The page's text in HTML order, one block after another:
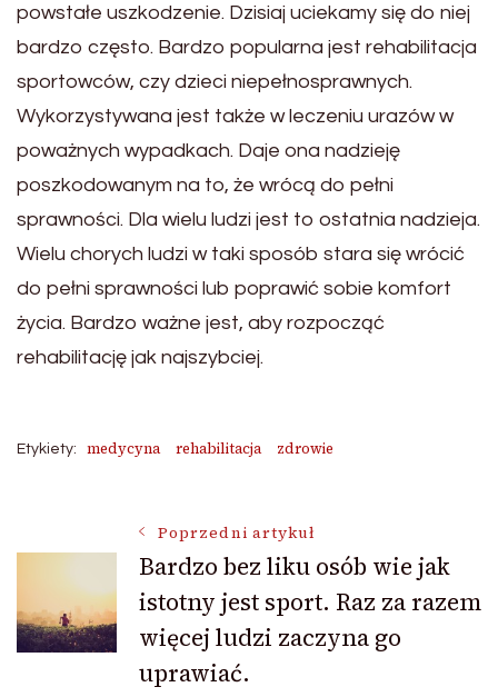
powstałe uszkodzenie. Dzisiaj uciekamy się do niej
bardzo często. Bardzo popularna jest rehabilitacja
sportowców, czy dzieci niepełnosprawnych.
Wykorzystywana jest także w leczeniu urazów w
poważnych wypadkach. Daje ona nadzieję
poszkodowanym na to, że wrócą do pełni
sprawności. Dla wielu ludzi jest to ostatnia nadzieja.
Wielu chorych ludzi w taki sposób stara się wrócić
do pełni sprawności lub poprawić sobie komfort
życia. Bardzo ważne jest, aby rozpocząć
rehabilitację jak najszybciej.
Etykiety: medycyna rehabilitacja zdrowie
Nawigacja
wpisu
Poprzedni artykuł
Bardzo bez liku osób wie jak
istotny jest sport. Raz za razem
więcej ludzi zaczyna go
uprawiać.